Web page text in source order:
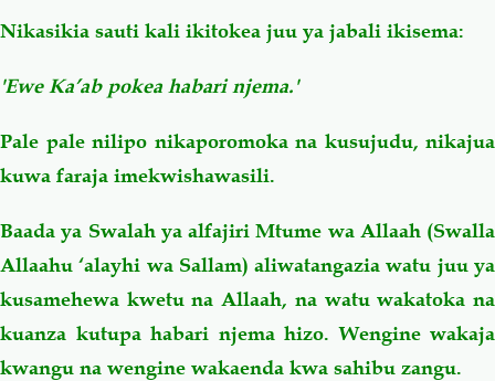
Nikasikia sauti kali ikitokea juu ya jabali ikisema:
'Ewe Ka’ab pokea habari njema.'
Pale pale nilipo nikaporomoka na kusujudu, nikajua
kuwa faraja imekwishawasili.
Baada ya Swalah ya alfajiri Mtume wa Allaah (Swalla
Allaahu ‘alayhi wa Sallam) aliwatangazia watu juu ya
kusamehewa kwetu na Allaah, na watu wakatoka na
kuanza kutupa habari njema hizo. Wengine wakaja
kwangu na wengine wakaenda kwa sahibu zangu.